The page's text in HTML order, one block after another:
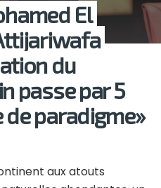
El
du
passe par 5
paradigme»
aux atouts